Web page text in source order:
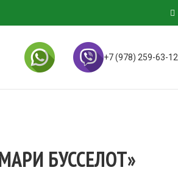
+7 (978) 259-63-12
БУССЕЛОТ»